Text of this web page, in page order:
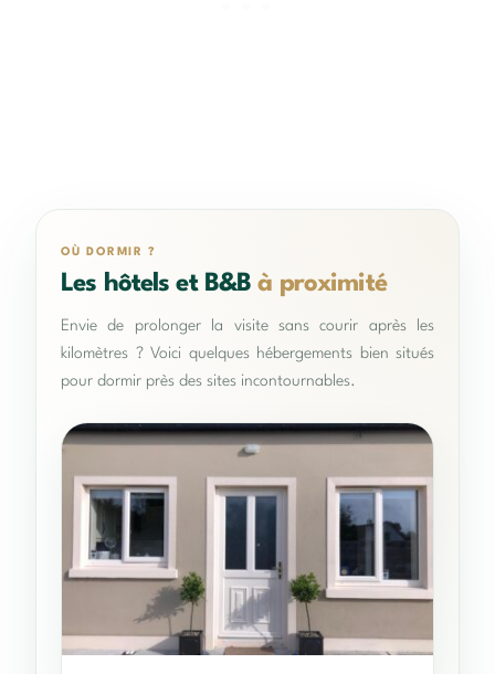
OÙ DORMIR ?
Les hôtels et B&Bà proximité
Envie de prolonger la visite sans courir après les
kilomètres ? Voici quelques hébergements bien situés
pour dormir près des sites incontournables.